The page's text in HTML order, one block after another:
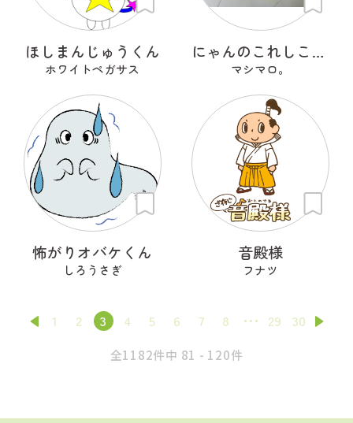
ほしまんじゅうくん
ホワイトペガサス
にゃんのこれしこ ある日の夢 Ｎo.2
マシマロ。
怖がりオバケくん
しろうさぎ
音殿様
フナツ
1 2 3 4 5 6 7 8 29 30
全1182件中 81 - 120件